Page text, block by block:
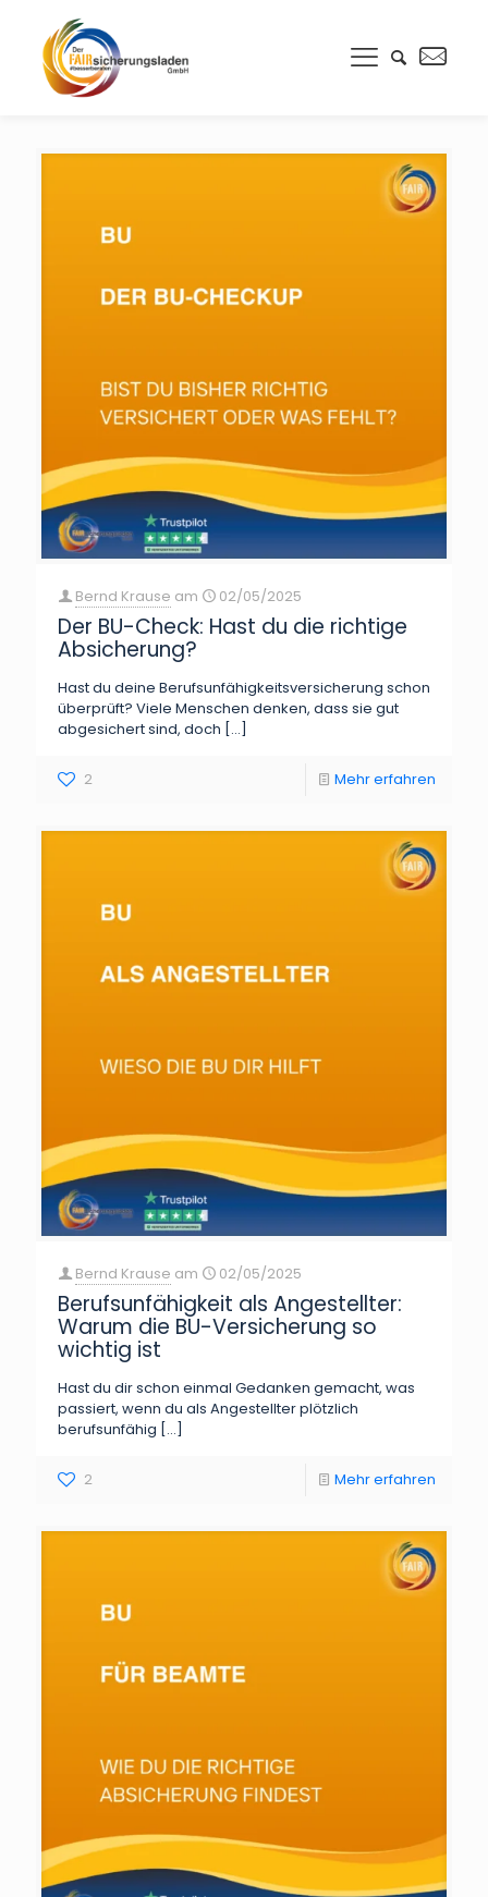
Bernd Krause am 02/05/2025
Der BU-Check: Hast du die richtige
Absicherung?
Hast du deine Berufsunfähigkeitsversicherung schon
überprüft? Viele Menschen denken, dass sie gut
abgesichert sind, doch […]
2 Mehr erfahren
Bernd Krause am 02/05/2025
Berufsunfähigkeit als Angestellter:
Warum die BU-Versicherung so
wichtig ist
Hast du dir schon einmal Gedanken gemacht, was
passiert, wenn du als Angestellter plötzlich
berufsunfähig […]
2 Mehr erfahren